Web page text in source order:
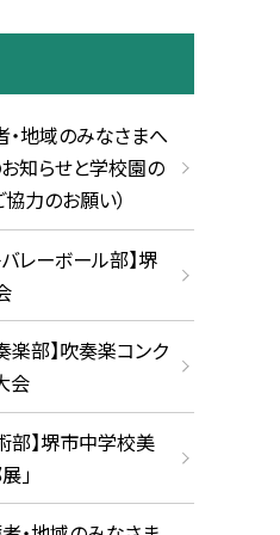
地域のみなさまへ
知らせと学校園の
力のお願い）
レーボール部】堺
楽部】吹奏楽コンク
会
部】堺市中学校美
」